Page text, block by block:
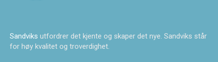
Sandviks utfordrer det kjente og skaper det nye. Sandviks står
for høy kvalitet og troverdighet.